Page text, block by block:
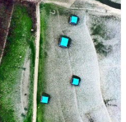
彩票 食品
信息化 数据
军事 无人机
新华广播
新华电视英文 返回PC